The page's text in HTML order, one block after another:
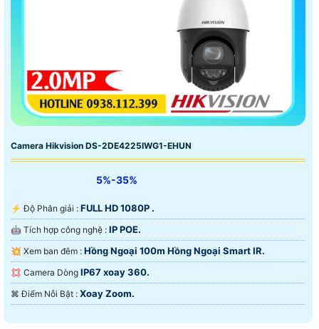
Camera Hikvision DS-2DE4225IWG1-EHUN
5%-35%
️⚡ Độ Phân giải : FULL HD 1080P .
🤖️ Tích hợp công nghệ : IP POE.
💥 Xem ban đêm : Hồng Ngoại 100m Hồng Ngoại Smart IR.
💢 Camera Dòng IP67 xoay 360.
️⌘ Điểm Nỗi Bật : Xoay Zoom.